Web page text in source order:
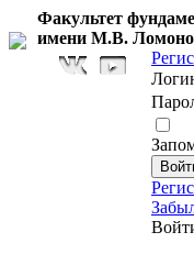
Факультет
имени М.В.